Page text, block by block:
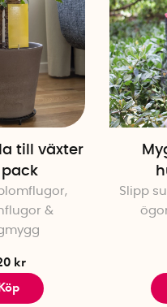
är märkt med det tyska
130 cm x 150 cm
kardborreband: 5,6
kan tvättas för hand eller i
Pollennätet
till växter
pack
&
kr
Slipp